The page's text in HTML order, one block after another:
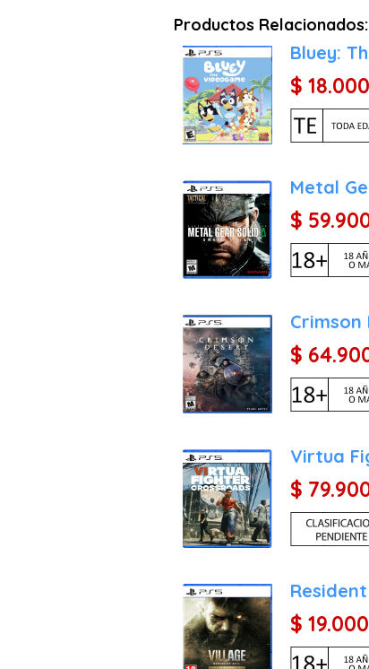
Productos Relacionados:
Bluey:
$ 18.000
Metal
$
Crimson
$
Virtua
$
$ 19.000